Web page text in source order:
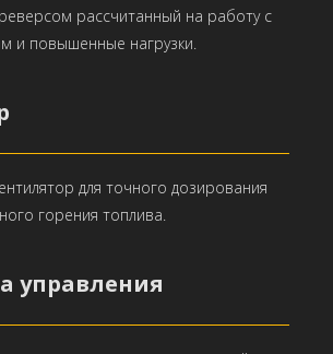
рассчитанный на работу с
и повышенные нагрузки.
для точного дозирования
горения топлива.
управления